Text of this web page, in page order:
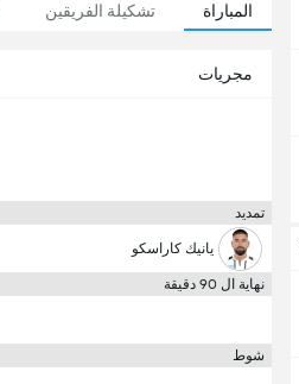
المباراة تشكيلة الفريقين
مجريات
تمديد
يانيك كاراسكو
نهاية ال 90 دقيقة
شوط